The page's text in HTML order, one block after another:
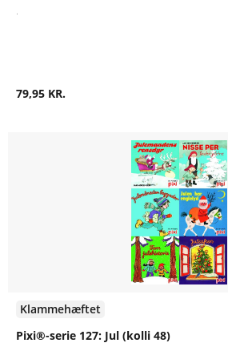
.
79,95 KR.
Klammehæftet
Pixi®-serie 127: Jul (kolli 48)